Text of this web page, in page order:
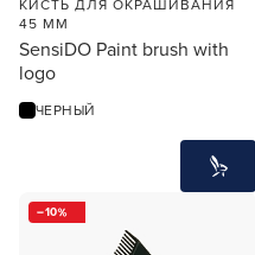
КИСТЬ ДЛЯ ОКРАШИВАНИЯ
45 ММ
SensiDO Paint brush with
logo
ЧЕРНЫЙ
10